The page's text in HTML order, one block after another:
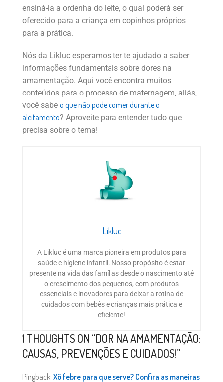
ensiná-la a ordenha do leite, o qual poderá ser
oferecido para a criança em copinhos próprios
para a prática.
Nós da Likluc esperamos ter te ajudado a saber
informações fundamentais sobre dores na
amamentação. Aqui você encontra muitos
conteúdos para o processo de maternagem, aliás,
você sabe o que não pode comer durante o
aleitamento? Aproveite para entender tudo que
precisa sobre o tema!
Likluc
A Likluc é uma marca pioneira em produtos para
saúde e higiene infantil. Nosso propósito é estar
presente na vida das famílias desde o nascimento até
o crescimento dos pequenos, com produtos
essenciais e inovadores para deixar a rotina de
cuidados com bebês e crianças mais prática e
eficiente!
1 THOUGHTS ON “DOR NA AMAMENTAÇÃO:
CAUSAS, PREVENÇÕES E CUIDADOS!”
Pingback: Xô febre para que serve? Confira as maneiras